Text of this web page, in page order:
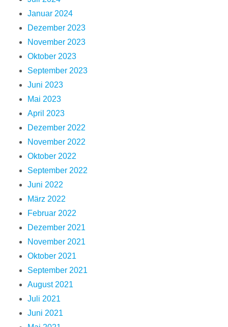
Januar 2024
Dezember 2023
November 2023
Oktober 2023
September 2023
Juni 2023
Mai 2023
April 2023
Dezember 2022
November 2022
Oktober 2022
September 2022
Juni 2022
März 2022
Februar 2022
Dezember 2021
November 2021
Oktober 2021
September 2021
August 2021
Juli 2021
Juni 2021